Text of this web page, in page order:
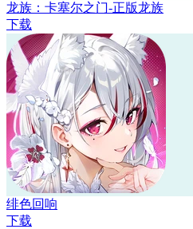
龙族：卡塞尔之门-正版龙族
下载
绯色回响
下载